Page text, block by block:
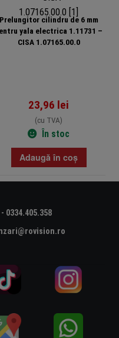
Prelungitor cilindru de 6 mm
yala electrica 1.11731 –
CISA 1.07165.00.0
23,96 lei
(cu TVA)
În stoc
Adaugă în coș